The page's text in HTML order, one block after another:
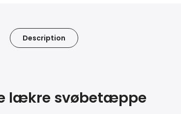
Description
lækre svøbetæppe